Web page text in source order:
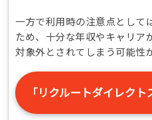
一方で利用時の注意点として
ため、十分な年収やキャリア
対象外とされてしまう可能性
「リクルートダイレク